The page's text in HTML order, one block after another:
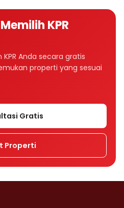
KPR
Anda secara gratis
properti yang sesuai
Gratis
Properti